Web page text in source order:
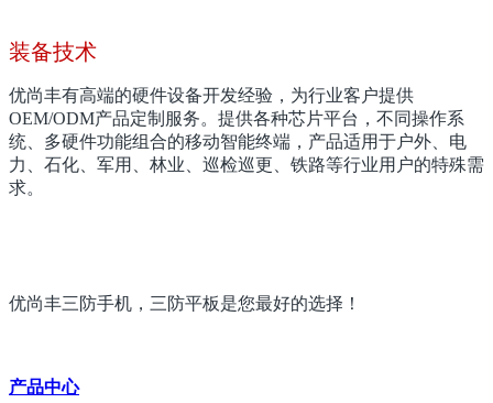
装备技术
优尚丰有高端的硬件设备开发经验，为行业客户提供
OEM/ODM产品定制服务。提供各种芯片平台，不同操作系
统、多硬件功能组合的移动智能终端，产品适用于户外、电
力、石化、军用、林业、巡检巡更、铁路等行业用户的特殊需
求。
优尚丰三防手机，三防平板是您最好的选择！
产品中心